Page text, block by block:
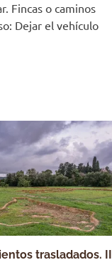
Fincas o caminos
Dejar el vehículo
trasladados. II